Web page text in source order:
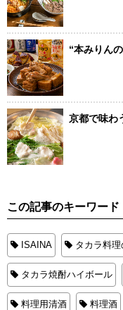
“本みりん
京都で味わ
この記事のキーワード
ISAINA タカラ料
タカラ焼酎ハイボール
料理用清酒 料理酒